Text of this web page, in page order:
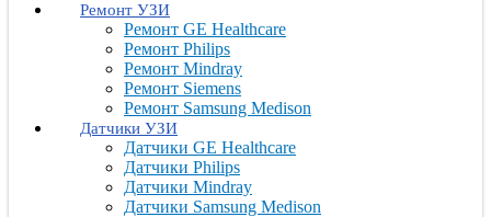
Ремонт УЗИ
Ремонт GE Healthcare
Ремонт Philips
Ремонт Mindray
Ремонт Siemens
Ремонт Samsung Medison
Датчики УЗИ
Датчики GE Healthcare
Датчики Philips
Датчики Mindray
Датчики Samsung Medison